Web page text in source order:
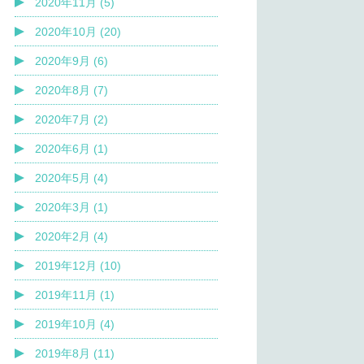
2020年10月 (20)
2020年9月 (6)
2020年8月 (7)
2020年7月 (2)
2020年6月 (1)
2020年5月 (4)
2020年3月 (1)
2020年2月 (4)
2019年12月 (10)
2019年11月 (1)
2019年10月 (4)
2019年8月 (11)